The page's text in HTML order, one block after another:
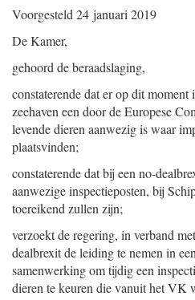
Voorgesteld 24 januari 2019
De Kamer,
gehoord de beraadslaging,
constaterende dat er op dit moment
zeehaven een door de Europese
levende dieren aanwezig is waar
plaatsvinden;
constaterende dat bij een no-
aanwezige inspectieposten, bij
toereikend zullen zijn;
verzoekt de regering, in verband
dealbrexit de leiding te nemen in
samenwerking om tijdig een
dieren te keuren die vanuit het VK